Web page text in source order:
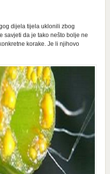
dijela tijela uklonili zbog
savjeti da je tako nešto bolje ne
korake. Je li njihovo